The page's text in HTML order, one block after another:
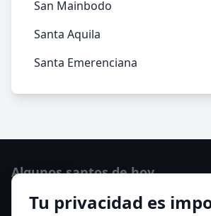
San Mainbodo
Santa Aquila
Santa Emerenciana
Tu privacidad es
Algunos santos de hoy
San Cayetano de Thiene